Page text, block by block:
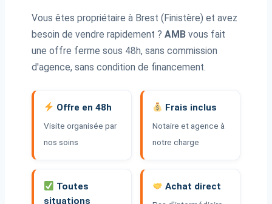
Vous êtes propriétaire à Brest (Finistère) et avez
besoin de vendre rapidement ? AMB vous fait
une offre ferme sous 48h, sans commission
d'agence, sans condition de financement.
Offre en 48h
Visite organisée par
nos soins
Frais inclus
Notaire et agence à
notre charge
Toutes
situations
Achat direct